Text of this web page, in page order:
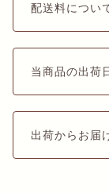
配送料につい
当商品の出荷
出荷からお届